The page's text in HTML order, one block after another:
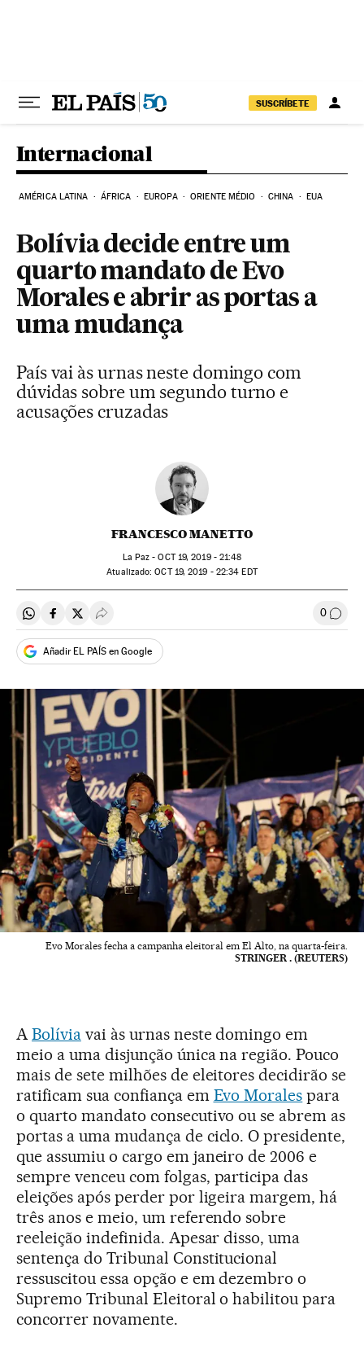
SUSCRÍBETE
Internacional
AMÉRICA LATINA ÁFRICA EUROPA ORIENTE MÉDIO CHINA EUA
Bolívia decide entre um
quarto mandato de Evo
Morales e abrir as portas a
uma mudança
País vai às urnas neste domingo com
dúvidas sobre um segundo turno e
acusações cruzadas
FRANCESCO MANETTO
La Paz -OCT19, 2019 - 21:48
atualizado: OCT19, 2019 - 22:34 EDT
Compartir en Whatsapp
Compartir en Facebook
Compartir en Twitter
Desplegar Redes Sociales 0
Añadir EL PAÍS en Google
Evo Morales fecha a campanha eleitoral em El Alto, na quarta-feira.
STRINGER . (REUTERS)
ABolíviavai às urnas neste domingo em
meio a uma disjunção única na região. Pouco
mais de sete milhões de eleitores decidirão se
ratificam sua confiança em Evo Morales para
o quarto mandato consecutivo ou se abrem as
portas a uma mudança de ciclo. O presidente,
que assumiu o cargo em janeiro de 2006 e
sempre venceu com folgas, participa das
eleições após perder por ligeira margem, há
três anos e meio, um referendo sobre
reeleição indefinida. Apesar disso, uma
sentença do Tribunal Constitucional
ressuscitou essa opção e em dezembro o
Supremo Tribunal Eleitoral o habilitou para
concorrer novamente.